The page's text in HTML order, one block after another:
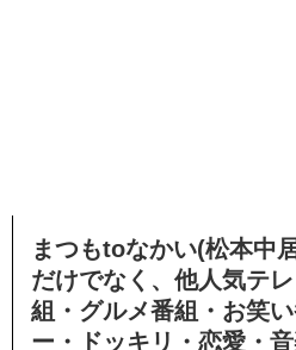
まつもtoなかい(松本中
だけでなく、他人気テ
組・グルメ番組・お笑
ー・ドッキリ・恋愛・